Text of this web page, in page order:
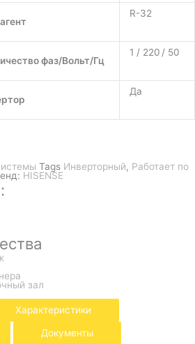
R-32
фаз/Вольт/Гц
1 / 220 / 50
Да
Tags Инверторный, Работает по
HISENSE
зал
Характеристики
Документы